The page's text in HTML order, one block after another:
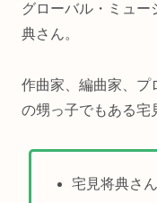
グローバル・ミュ
典さん。
作曲家、編曲家、プ
の甥っ子でもある宅
宅見将典さ